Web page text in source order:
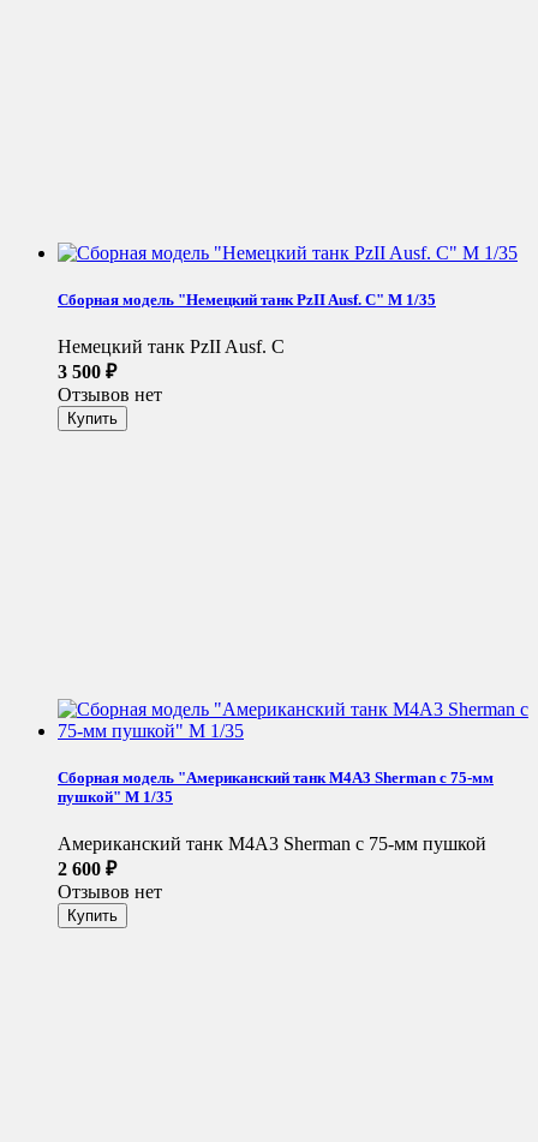
Сборная модель "Немецкий танк PzII Ausf. C" М 1/35
Немецкий танк PzII Ausf. C
3 500 ₽
Отзывов нет
Сборная модель "Американский танк M4A3 Sherman с 75-мм
пушкой" М 1/35
Американский танк M4A3 Sherman с 75-мм пушкой
2 600 ₽
Отзывов нет